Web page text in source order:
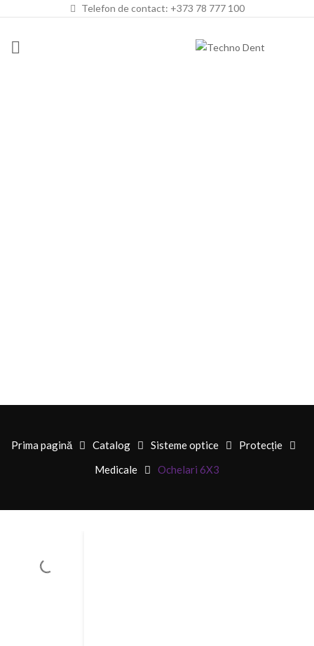
Telefon de contact: +373 78 777 100
Prima pagină Catalog Sisteme optice
Protecție
Medicale
Ochelari 6X3